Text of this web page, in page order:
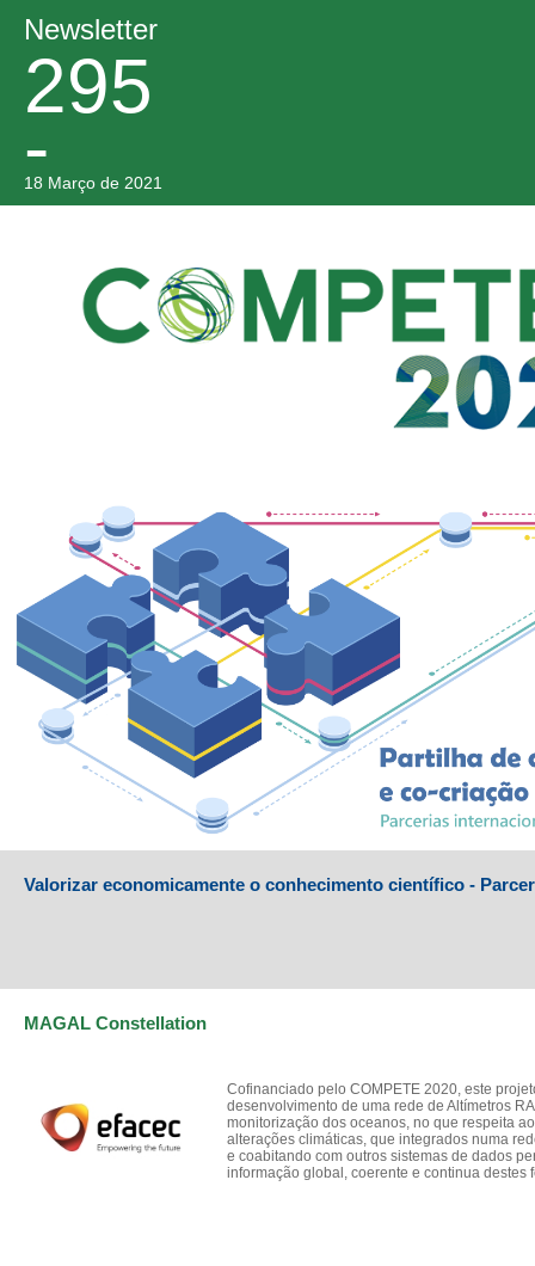
Newsletter
295
-
18 Março de 2021
Valorizar economicamente o conhecimento científico -
MAGAL Constellation
Cofinanciado pelo COMPETE 2020, este
desenvolvimento de uma rede de Altímetros
monitorização dos oceanos, no que respeita
alterações climáticas, que integrados numa
e coabitando com outros sistemas de dados
informação global, coerente e continua destes